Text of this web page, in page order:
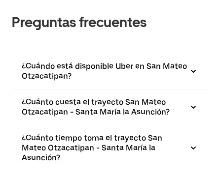
Preguntas frecuentes
¿Cuándo está disponible Uber en San Mateo
Otzacatipan?
¿Cuánto cuesta el trayecto San Mateo
Otzacatipan - Santa María la Asunción?
¿Cuánto tiempo toma el trayecto San
Mateo Otzacatipan - Santa María la
Asunción?